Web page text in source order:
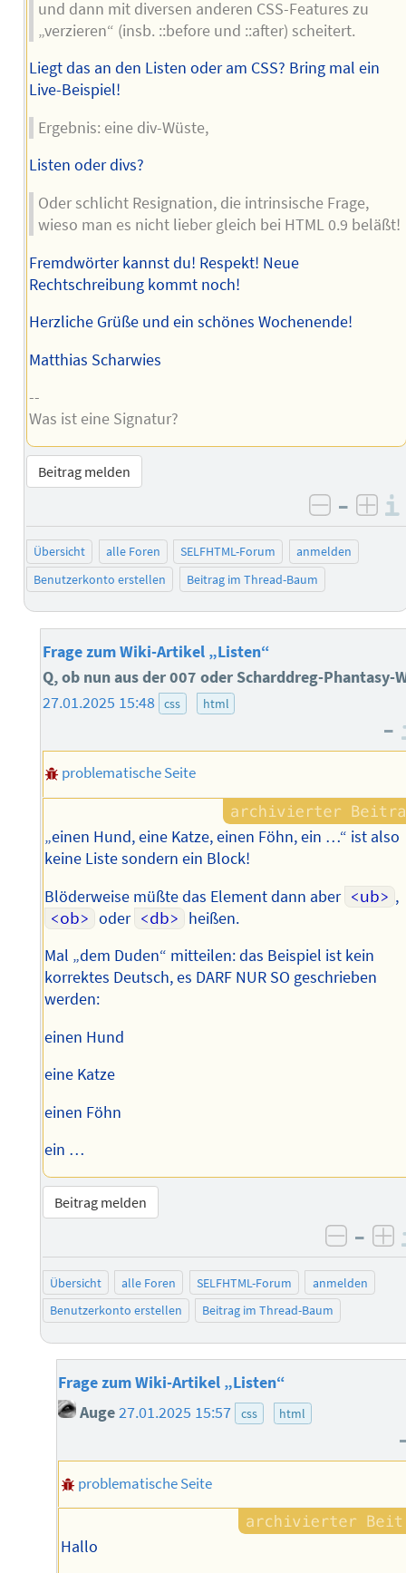
und dann mit diversen anderen CSS-Features zu
„verzieren“ (insb. ::before und ::after) scheitert.
Liegt das an den Listen oder am CSS? Bring mal ein
Live-Beispiel!
Ergebnis: eine div-Wüste,
Listen oder divs?
Oder schlicht Resignation, die intrinsische Frage,
wieso man es nicht lieber gleich bei HTML 0.9 beläßt!
Fremdwörter kannst du! Respekt! Neue
Rechtschreibung kommt noch!
Herzliche Grüße und ein schönes Wochenende!
Matthias Scharwies
--
Was ist eine Signatur?
Beitrag melden
negativ
–
Übersicht alle Foren SELFHTML-Forum
anmelden
Benutzerkonto erstellen
Beitrag im Thread-Baum
Frage zum Wiki-Artikel „Listen“
Q, ob nun aus der 007 oder Scharddreg-Phantasy-
27.01.2025 15:48 css html
–
problematische Seite
„einen Hund, eine Katze, einen Föhn, ein …“ ist also
keine Liste sondern ein Block!
Blöderweise müßte das Element dann aber <ub> ,
<ob> oder <db> heißen.
Mal „dem Duden“ mitteilen: das Beispiel ist kein
korrektes Deutsch, es DARF NUR SO geschrieben
werden:
einen Hund
eine Katze
einen Föhn
ein …
Beitrag melden
–
Übersicht alle Foren SELFHTML-Forum
anmelden
Benutzerkonto erstellen
Beitrag im Thread-Baum
Frage zum Wiki-Artikel „Listen“
Auge27.01.2025 15:57 css html
problematische Seite
Hallo